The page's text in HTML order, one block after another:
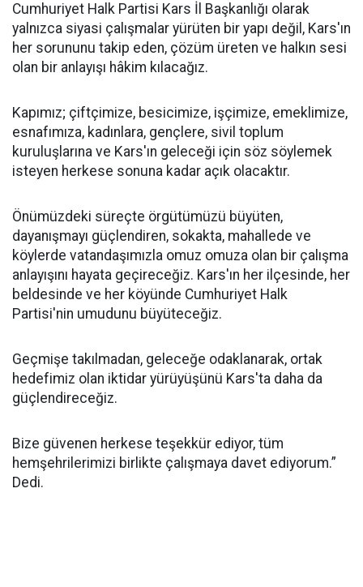
Cumhuriyet Halk Partisi Kars İl Başkanlığı olarak
yalnızca siyasi çalışmalar yürüten bir yapı değil, Kars'ın
her sorununu takip eden, çözüm üreten ve halkın sesi
olan bir anlayışı hâkim kılacağız.
Kapımız; çiftçimize, besicimize, işçimize, emeklimize,
esnafımıza, kadınlara, gençlere, sivil toplum
kuruluşlarına ve Kars'ın geleceği için söz söylemek
isteyen herkese sonuna kadar açık olacaktır.
Önümüzdeki süreçte örgütümüzü büyüten,
dayanışmayı güçlendiren, sokakta, mahallede ve
köylerde vatandaşımızla omuz omuza olan bir çalışma
anlayışını hayata geçireceğiz. Kars'ın her ilçesinde, her
beldesinde ve her köyünde Cumhuriyet Halk
Partisi'nin umudunu büyüteceğiz.
Geçmişe takılmadan, geleceğe odaklanarak, ortak
hedefimiz olan iktidar yürüyüşünü Kars'ta daha da
güçlendireceğiz.
Bize güvenen herkese teşekkür ediyor, tüm
hemşehrilerimizi birlikte çalışmaya davet ediyorum.”
Dedi.